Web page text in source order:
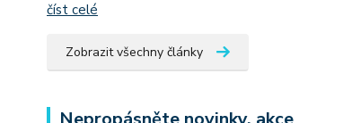
číst celé
Zobrazit všechny články